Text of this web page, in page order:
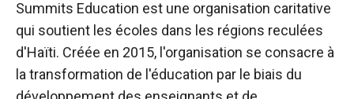
Summits Education est une organisation caritative
qui soutient les écoles dans les régions reculées
d'Haïti. Créée en 2015, l'organisation se consacre à
la transformation de l'éducation par le biais du